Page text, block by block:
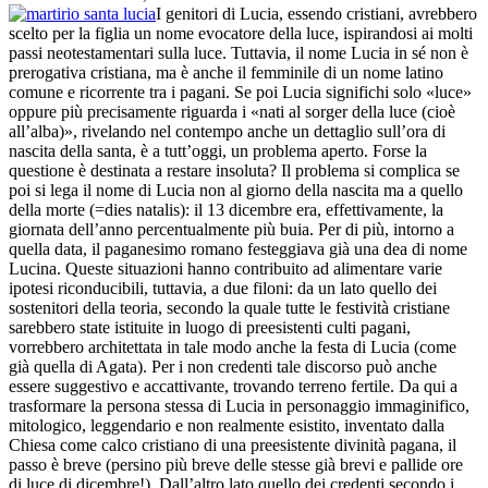
I genitori di Lucia, essendo cristiani, avrebbero
scelto per la figlia un nome evocatore della luce, ispirandosi ai molti
passi neotestamentari sulla luce. Tuttavia, il nome Lucia in sé non è
prerogativa cristiana, ma è anche il femminile di un nome latino
comune e ricorrente tra i pagani. Se poi Lucia significhi solo «luce»
oppure più precisamente riguarda i «nati al sorger della luce (cioè
all’alba)», rivelando nel contempo anche un dettaglio sull’ora di
nascita della santa, è a tutt’oggi, un problema aperto. Forse la
questione è destinata a restare insoluta? Il problema si complica se
poi si lega il nome di Lucia non al giorno della nascita ma a quello
della morte (=dies natalis): il 13 dicembre era, effettivamente, la
giornata dell’anno percentualmente più buia. Per di più, intorno a
quella data, il paganesimo romano festeggiava già una dea di nome
Lucina. Queste situazioni hanno contribuito ad alimentare varie
ipotesi riconducibili, tuttavia, a due filoni: da un lato quello dei
sostenitori della teoria, secondo la quale tutte le festività cristiane
sarebbero state istituite in luogo di preesistenti culti pagani,
vorrebbero architettata in tale modo anche la festa di Lucia (come
già quella di Agata). Per i non credenti tale discorso può anche
essere suggestivo e accattivante, trovando terreno fertile. Da qui a
trasformare la persona stessa di Lucia in personaggio immaginifico,
mitologico, leggendario e non realmente esistito, inventato dalla
Chiesa come calco cristiano di una preesistente divinità pagana, il
passo è breve (persino più breve delle stesse già brevi e pallide ore